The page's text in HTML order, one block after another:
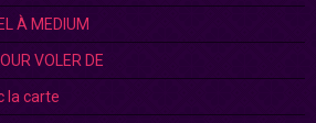
À MEDIUM
VOLER DE
la carte